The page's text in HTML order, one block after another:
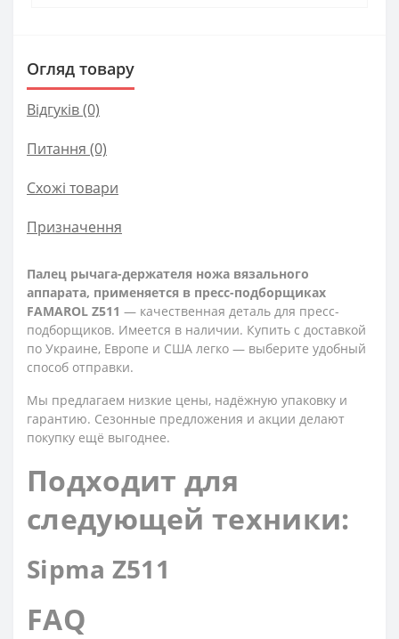
Огляд товару
Відгуків (0)
Питання (0)
Схожі товари
Призначення
Палец рычага-держателя ножа вязального
аппарата, применяется в пресс-подборщиках
FAMAROL Z511 — качественная деталь для пресс-
подборщиков. Имеется в наличии. Купить с доставкой
по Украине, Европе и США легко — выберите удобный
способ отправки.
Мы предлагаем низкие цены, надёжную упаковку и
гарантию. Сезонные предложения и акции делают
покупку ещё выгоднее.
Подходит для
следующей техники:
Sipma Z511
FAQ